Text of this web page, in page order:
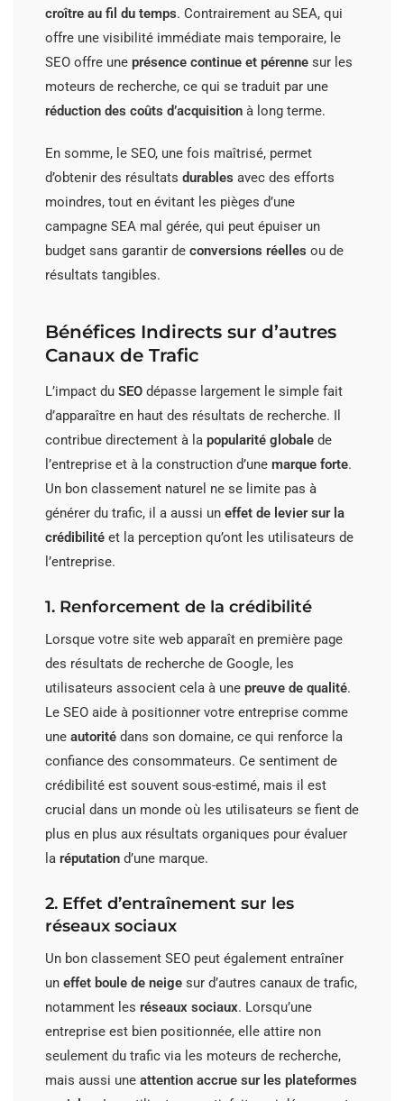
croître au fil du temps. Contrairement au SEA, qui
offre une visibilité immédiate mais temporaire, le
SEO offre une présence continue et pérenne sur les
moteurs de recherche, ce qui se traduit par une
réduction des coûts d’acquisition à long terme.
En somme, le SEO, une fois maîtrisé, permet
d’obtenir des résultats durables avec des efforts
moindres, tout en évitant les pièges d’une
campagne SEA mal gérée, qui peut épuiser un
budget sans garantir de conversions réelles ou de
résultats tangibles.
Bénéfices Indirects sur d’autres
Canaux de Trafic
L’impact du SEO dépasse largement le simple fait
d’apparaître en haut des résultats de recherche. Il
contribue directement à la popularité globale de
l’entreprise et à la construction d’une marque forte.
Un bon classement naturel ne se limite pas à
générer du trafic, il a aussi un effet de levier sur la
crédibilité et la perception qu’ont les utilisateurs de
l’entreprise.
1. Renforcement de la crédibilité
Lorsque votre site web apparaît en première page
des résultats de recherche de Google, les
utilisateurs associent cela à une preuve de qualité.
Le SEO aide à positionner votre entreprise comme
une autorité dans son domaine, ce qui renforce la
confiance des consommateurs. Ce sentiment de
crédibilité est souvent sous-estimé, mais il est
crucial dans un monde où les utilisateurs se fient de
plus en plus aux résultats organiques pour évaluer
la réputation d’une marque.
2. Effet d’entraînement sur les
réseaux sociaux
Un bon classement SEO peut également entraîner
un effet boule de neige sur d’autres canaux de trafic,
notamment les réseaux sociaux. Lorsqu’une
entreprise est bien positionnée, elle attire non
seulement du trafic via les moteurs de recherche,
mais aussi une attention accrue sur les plateformes